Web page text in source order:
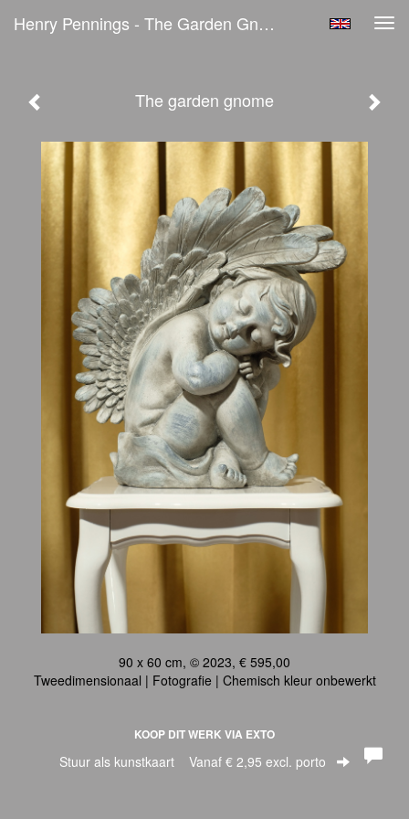
Henry Pennings - The Garden Gnome
The garden gnome
90 x 60 cm, © 2023, € 595,00
Tweedimensionaal | Fotografie | Chemisch kleur onbewerkt
KOOP DIT WERK VIA EXTO
Stuur als kunstkaart Vanaf € 2,95 excl. porto